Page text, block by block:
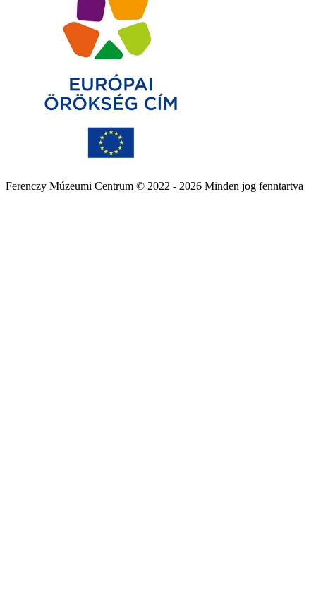
Ferenczy Múzeumi Centrum © 2022 - 2026 Minden jog fenntartva